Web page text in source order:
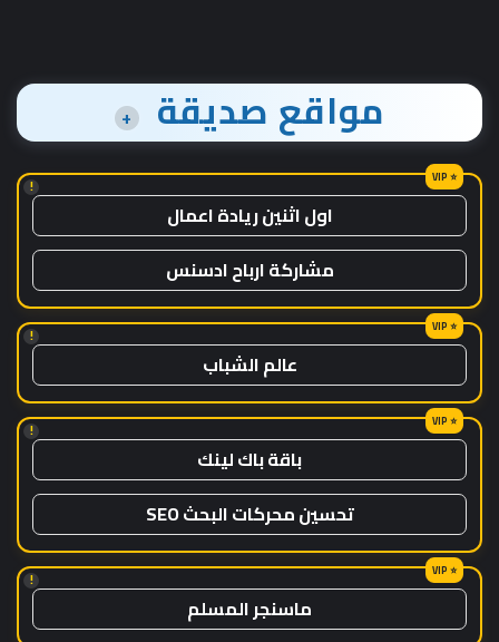
مواقع صديقة +
!
اول اثنين ريادة اعمال
مشاركة ارباح ادسنس
!
عالم الشباب
!
باقة باك لينك
تحسين محركات البحث SEO
!
ماسنجر المسلم